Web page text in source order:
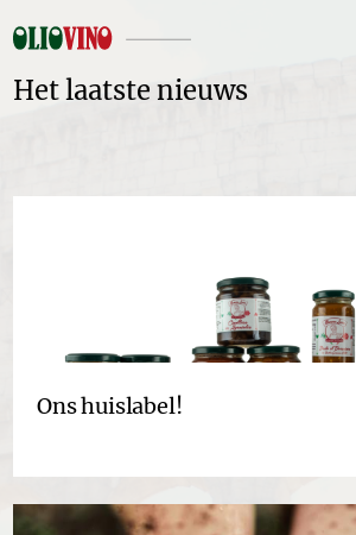
Het laatste nieuws
Ons huislabel!